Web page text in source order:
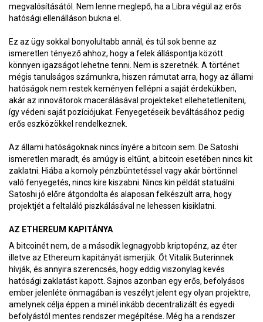
megvalósításától. Nem lenne meglepő, ha a Libra végül az erős
hatósági ellenálláson bukna el.
Ez az ügy sokkal bonyolultabb annál, és túl sok benne az
ismeretlen tényező ahhoz, hogy a felek álláspontja között
könnyen igazságot lehetne tenni. Nem is szeretnék. A történet
mégis tanulságos számunkra, hiszen rámutat arra, hogy az állami
hatóságok nem restek keményen fellépni a saját érdekükben,
akár az innovátorok macerálásával projekteket ellehetetleníteni,
így védeni saját pozíciójukat. Fenyegetéseik beváltásához pedig
erős eszközökkel rendelkeznek.
Az állami hatóságoknak nincs ínyére a bitcoin sem. De Satoshi
ismeretlen maradt, és amúgy is eltűnt, a bitcoin esetében nincs kit
zaklatni. Hiába a komoly pénzbüntetéssel vagy akár börtönnel
való fenyegetés, nincs kire kiszabni. Nincs kin példát statuálni.
Satoshi jó előre átgondolta és alaposan felkészült arra, hogy
projektjét a feltaláló piszkálásával ne lehessen kisiklatni.
AZ ETHEREUM KAPITÁNYA
A bitcoinét nem, de a második legnagyobb kriptopénz, az éter
illetve az Ethereum kapitányát ismerjük. Őt Vitalik Buterinnek
hívják, és annyira szerencsés, hogy eddig viszonylag kevés
hatósági zaklatást kapott. Sajnos azonban egy erős, befolyásos
ember jelenléte önmagában is veszélyt jelent egy olyan projektre,
amelynek célja éppen a minél inkább decentralizált és egyedi
befolyástól mentes rendszer megépítése. Még ha a rendszer